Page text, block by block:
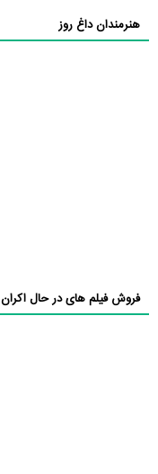
هنرمندان داغ روز
فروش فیلم های در حال اکران